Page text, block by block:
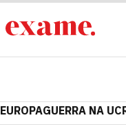
EUROPAGUERRA NA